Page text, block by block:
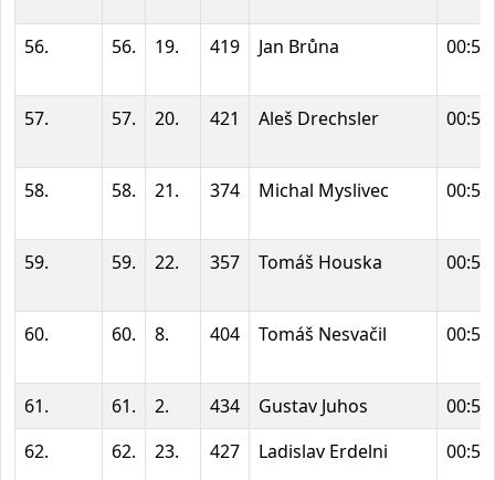
56. 56. 19. 419 Jan Brůna
57. 57. 20. 421 Aleš Drechsler
58. 58. 21. 374 Michal Myslivec
59. 59. 22. 357 Tomáš Houska
60. 60. 8. 404 Tomáš Nesvačil
61. 61. 2. 434 Gustav Juhos
62.
62. 23. 427 Ladislav Erdelni